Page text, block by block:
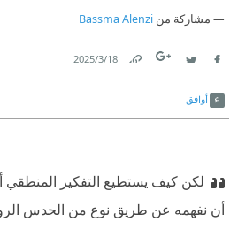
مشاركة من Bassma Alenzi
18‏/3‏/2025
أوافق
لكن كيف يستطيع التفكير
أن نفهمه عن طريق نوع من الحدس